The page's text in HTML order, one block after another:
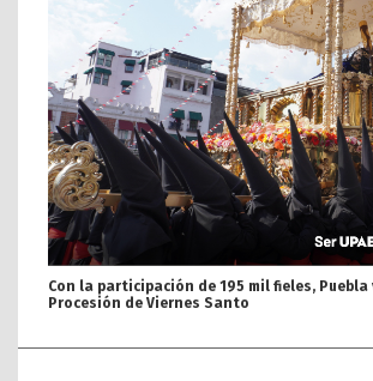
Con la participación de 195 mil fieles, Puebla
Procesión de Viernes Santo